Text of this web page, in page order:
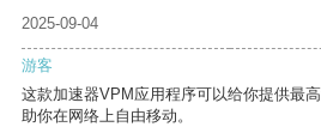
2025-09-04
游客
这款加速器VPM应用程序可以给你提供最
助你在网络上自由移动。